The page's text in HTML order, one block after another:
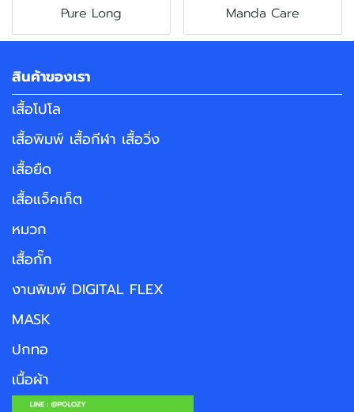
Pure Long Manda Care
สินค้าของเรา
เสื้อโปโล
เสื้อพิมพ์ เสื้อกีฬา เสื้อวิ่ง
เสื้อยืด
เสื้อแจ็คเก็ต
หมวก
เสื้อกั๊ก
งานพิมพ์ DIGITAL FLEX
MASK
ปกทอ
เนื้อผ้า